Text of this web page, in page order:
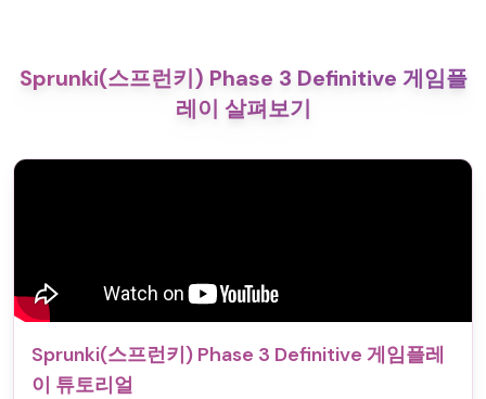
Sprunki(스프런키) Phase 3 Definitive 게임플
레이 살펴보기
Sprunki(스프런키) Phase 3 Definitive 게임플레
이 튜토리얼